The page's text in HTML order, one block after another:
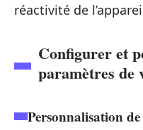
réactivité de
Configurer et
paramètres de
Personnalisation